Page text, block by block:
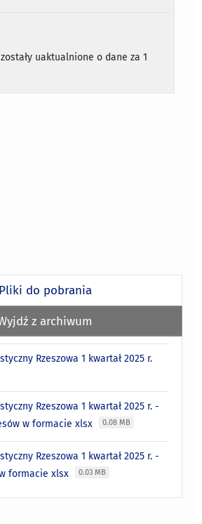
zostały uaktualnione o dane za 1
Pliki do pobrania
z archiwum
Rzeszowa 1 kwartał 2025 r.
Rzeszowa 1 kwartał 2025 r. -
w formacie xlsx
0.08 MB
Rzeszowa 1 kwartał 2025 r. -
formacie xlsx
0.03 MB